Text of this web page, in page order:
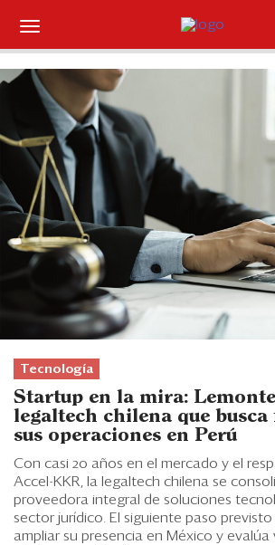
Suscríbase
Iniciar sesión
Portada
¿Qué está pasando?
Sectores y Empresas
Management
Economía y Finanzas
Legal y Política
Eventos
Blogs
Ranking CEO
Edición Impresa
Tecnología
Startup en la mira:
legaltech chilena que
sus operaciones en Perú
Con casi 20 años en el mercado y el
Accel-KKR, la legaltech chilena se
proveedora integral de soluciones
sector jurídico. El siguiente paso previsto
ampliar su presencia en México y evalúa